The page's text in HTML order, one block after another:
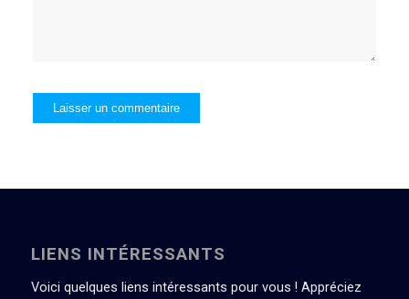
LIENS INTÉRESSANTS
Voici quelques liens intéressants pour vous ! Appréciez